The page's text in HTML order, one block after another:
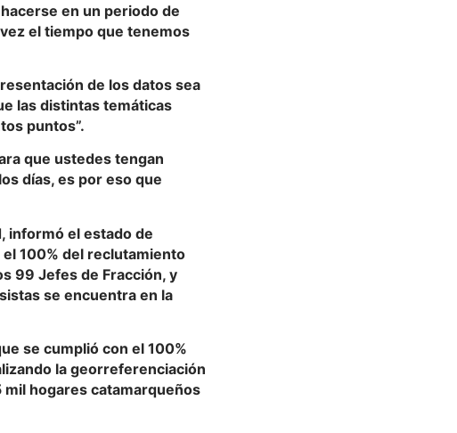
en un periodo de
el tiempo que tenemos
de los datos sea
las distintas temáticas
puntos”.
que ustedes tengan
días, es por eso que
informó el estado de
100% del reclutamiento
99 Jefes de Fracción, y
se encuentra en la
se cumplió con el 100%
la georreferenciación
hogares catamarqueños